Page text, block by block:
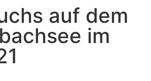
auf dem
im